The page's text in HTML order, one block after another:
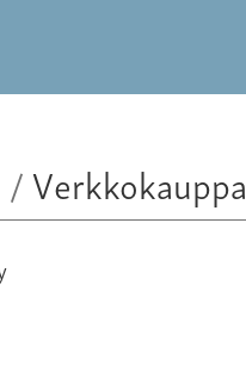
/Verkkokauppa